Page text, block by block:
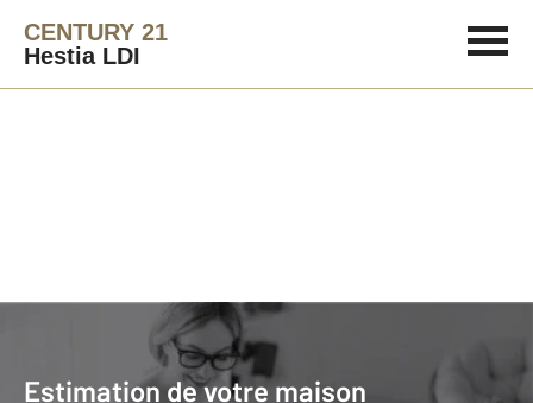
CENTURY 21
Hestia LDI
Estimation de votre maison
Vendre avec CENTURY 21 Hestia LDI